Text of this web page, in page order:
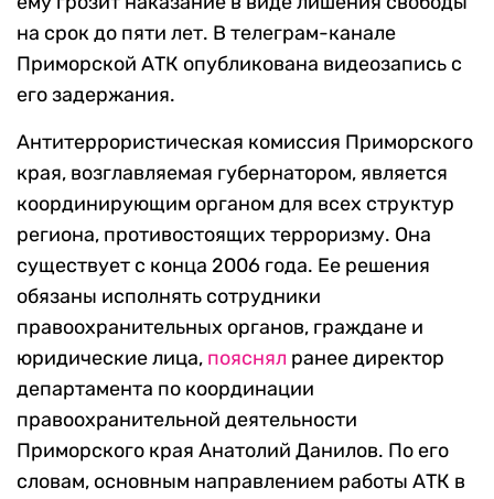
на срок до пяти лет. В телеграм-канале
Приморской АТК опубликована видеозапись с
его задержания.
Антитеррористическая комиссия Приморского
края, возглавляемая губернатором, является
координирующим органом для всех структур
региона, противостоящих терроризму. Она
существует с конца 2006 года. Ее решения
обязаны исполнять сотрудники
правоохранительных органов, граждане и
юридические лица, пояснял ранее директор
департамента по координации
правоохранительной деятельности
Приморского края Анатолий Данилов. По его
словам, основным направлением работы АТК в